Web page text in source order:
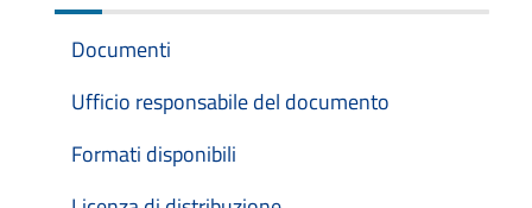
Documenti
Ufficio responsabile del documento
Formati disponibili